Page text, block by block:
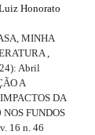
Honorato
MINHA
Abril
A
DA
FUNDOS
16 n. 46